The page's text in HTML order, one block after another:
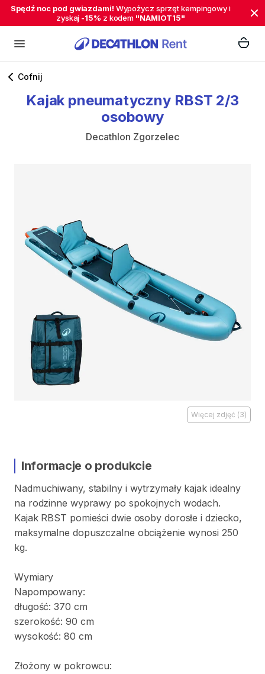
Spędź noc pod gwiazdami! Wypożycz sprzęt kempingowy i
zyskaj -15% z kodem "NAMIOT15"
Cofnij
Kajak pneumatyczny RBST 2​/​3
osobowy
Decathlon Zgorzelec
Więcej zdjęć (3)
Informacje o produkcie
Nadmuchiwany​,​ stabilny i wytrzymały kajak idealny
na rodzinne wyprawy po spokojnych wodach.
Kajak RBST pomieści dwie osoby dorosłe i dziecko​,​
maksymalne dopuszczalne obciążenie wynosi 250
kg.
Wymiary
Napompowany:
długość: 370 cm
szerokość: 90 cm
wysokość: 80 cm
Złożony w pokrowcu: